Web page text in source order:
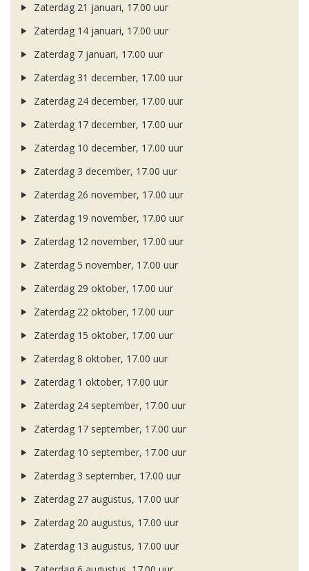
Zaterdag 21 januari, 17.00 uur
Zaterdag 14 januari, 17.00 uur
Zaterdag 7 januari, 17.00 uur
Zaterdag 31 december, 17.00 uur
Zaterdag 24 december, 17.00 uur
Zaterdag 17 december, 17.00 uur
Zaterdag 10 december, 17.00 uur
Zaterdag 3 december, 17.00 uur
Zaterdag 26 november, 17.00 uur
Zaterdag 19 november, 17.00 uur
Zaterdag 12 november, 17.00 uur
Zaterdag 5 november, 17.00 uur
Zaterdag 29 oktober, 17.00 uur
Zaterdag 22 oktober, 17.00 uur
Zaterdag 15 oktober, 17.00 uur
Zaterdag 8 oktober, 17.00 uur
Zaterdag 1 oktober, 17.00 uur
Zaterdag 24 september, 17.00 uur
Zaterdag 17 september, 17.00 uur
Zaterdag 10 september, 17.00 uur
Zaterdag 3 september, 17.00 uur
Zaterdag 27 augustus, 17.00 uur
Zaterdag 20 augustus, 17.00 uur
Zaterdag 13 augustus, 17.00 uur